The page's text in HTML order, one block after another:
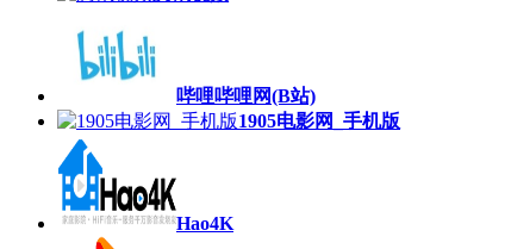
哔哩哔哩网(B站)
1905电影网_手机版
Hao4K